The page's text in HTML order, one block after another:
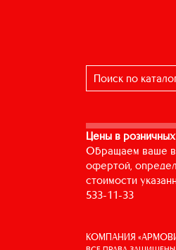
Цены в розничных
Обращаем ваше
офертой,
стоимости
533-11-33
КОМПАНИЯ